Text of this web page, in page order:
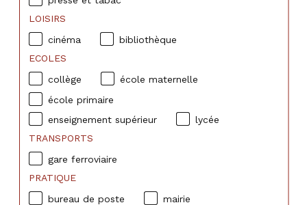
LOISIRS
cinéma
bibliothèque
ECOLES
collège
école maternelle
école primaire
enseignement supérieur
lycée
TRANSPORTS
gare ferroviaire
PRATIQUE
bureau de poste
mairie